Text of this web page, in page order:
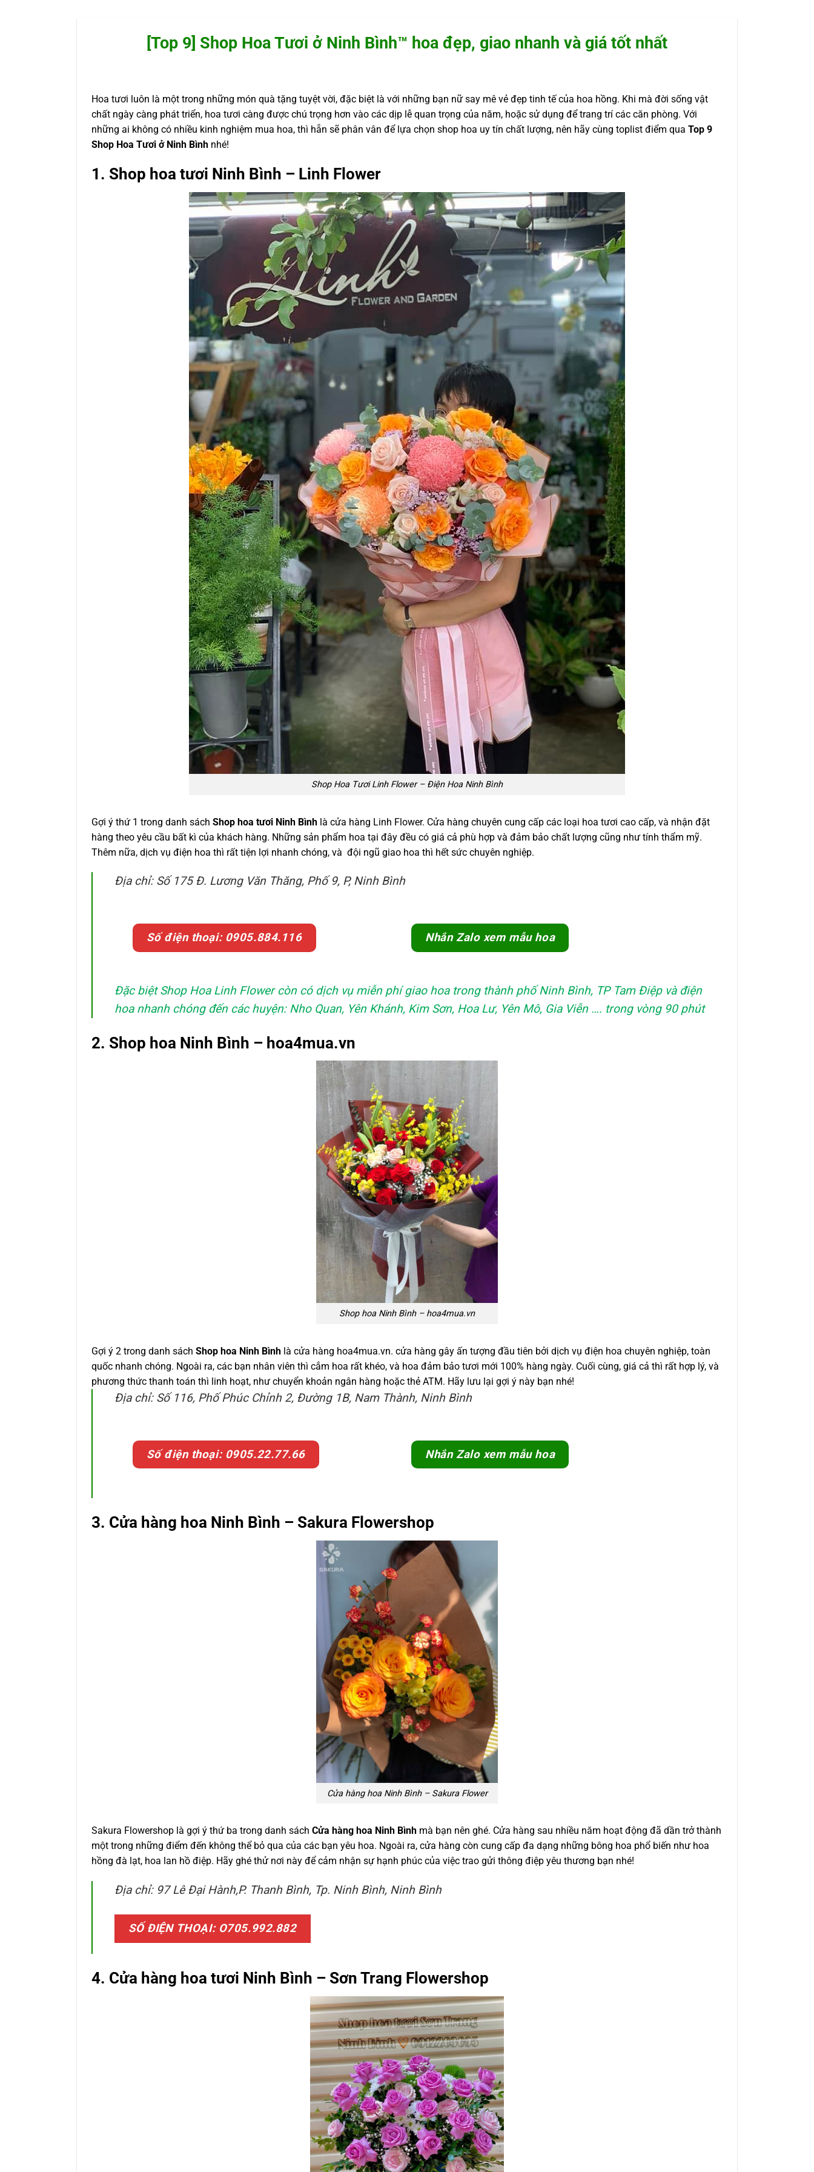
[Top 9] Shop Hoa Tươi ở Ninh Bình™ hoa đẹp, giao nhanh và giá tốt nhất
Hoa tươi luôn là một trong những món quà tặng tuyệt vời, đặc biệt là với những bạn nữ say mê vẻ đẹp tinh tế của hoa hồng. Khi mà đời sống vật
chất ngày càng phát triển, hoa tươi càng được chú trọng hơn vào các dịp lễ quan trọng của năm, hoặc sử dụng để trang trí các căn phòng. Với
những ai không có nhiều kinh nghiệm mua hoa, thì hẵn sẽ phân vân để lựa chọn shop hoa uy tín chất lượng, nên hãy cùng toplist điểm qua Top 9
Shop Hoa Tươi ở Ninh Bình nhé!
1. Shop hoa tươi Ninh Bình – Linh Flower
Shop Hoa Tươi Linh Flower – Điện Hoa Ninh Bình
Gợi ý thứ 1 trong danh sách Shop hoa tươi Ninh Bình là cửa hàng Linh Flower. Cửa hàng chuyên cung cấp các loại hoa tươi cao cấp, và nhận đặt
hàng theo yêu cầu bất kì của khách hàng. Những sản phẩm hoa tại đây đều có giá cả phù hợp và đảm bảo chất lượng cũng như tính thẩm mỹ.
Thêm nữa, dịch vụ điện hoa thì rất tiện lợi nhanh chóng, và đội ngũ giao hoa thì hết sức chuyên nghiệp.
Địa chỉ: Số 175 Đ. Lương Văn Thăng, Phố 9, P, Ninh Bình
Số điện thoại: 0905.884.116 Nhắn Zalo xem mẫu hoa
Đặc biệt Shop Hoa Linh Flower còn có dịch vụ miễn phí giao hoa trong thành phố Ninh Bình, TP Tam Điệp và điện
hoa nhanh chóng đến các huyện: Nho Quan, Yên Khánh, Kim Sơn, Hoa Lư, Yên Mô, Gia Viễn …. trong vòng 90 phút
2. Shop hoa Ninh Bình – hoa4mua.vn
Shop hoa Ninh Bình – hoa4mua.vn
Gợi ý 2 trong danh sách Shop hoa Ninh Bình là cửa hàng hoa4mua.vn. cửa hàng gây ấn tượng đầu tiên bởi dịch vụ điện hoa chuyên nghiệp, toàn
quốc nhanh chóng. Ngoài ra, các bạn nhân viên thì cắm hoa rất khéo, và hoa đảm bảo tươi mới 100% hàng ngày. Cuối cùng, giá cả thì rất hợp lý, và
phương thức thanh toán thì linh hoạt, như chuyển khoản ngân hàng hoặc thẻ ATM. Hãy lưu lại gợi ý này bạn nhé!
Địa chỉ: Số 116, Phố Phúc Chỉnh 2, Đường 1B, Nam Thành, Ninh Bình
Số điện thoại: 0905.22.77.66 Nhắn Zalo xem mẫu hoa
3. Cửa hàng hoa Ninh Bình – Sakura Flowershop
Cửa hàng hoa Ninh Bình – Sakura Flower
Sakura Flowershop là gợi ý thứ ba trong danh sách Cửa hàng hoa Ninh Bình mà bạn nên ghé. Cửa hàng sau nhiều năm hoạt động đã dần trở thành
một trong những điểm đến không thể bỏ qua của các bạn yêu hoa. Ngoài ra, cửa hàng còn cung cấp đa dạng những bông hoa phổ biến như hoa
hồng đà lạt, hoa lan hồ điệp. Hãy ghé thử nơi này để cảm nhận sự hạnh phúc của việc trao gửi thông điệp yêu thương bạn nhé!
Địa chỉ: 97 Lê Đại Hành,P. Thanh Bình, Tp. Ninh Bình, Ninh Bình
SỐ ĐIỆN THOẠI: O705.992.882
4. Cửa hàng hoa tươi Ninh Bình – Sơn Trang Flowershop